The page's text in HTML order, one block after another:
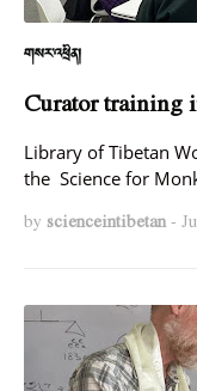
གསར་འཕྲིན།
Curator training
Library of Tibetan
the Science for
by scienceintibetan-